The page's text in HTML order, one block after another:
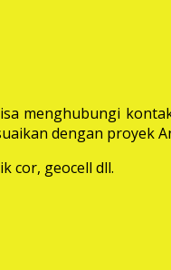
menghubungi
dengan proyek
cor, geocell dll.